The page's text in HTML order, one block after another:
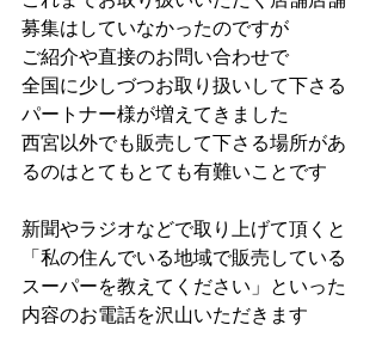
募集はしていなかったのですが
ご紹介や直接のお問い合わせで
全国に少しづつお取り扱いして下さる
パートナー様が増えてきました
西宮以外でも販売して下さる場所があ
るのはとてもとても有難いことです
新聞やラジオなどで取り上げて頂くと
「私の住んでいる地域で販売している
スーパーを教えてください」といった
内容のお電話を沢山いただきます